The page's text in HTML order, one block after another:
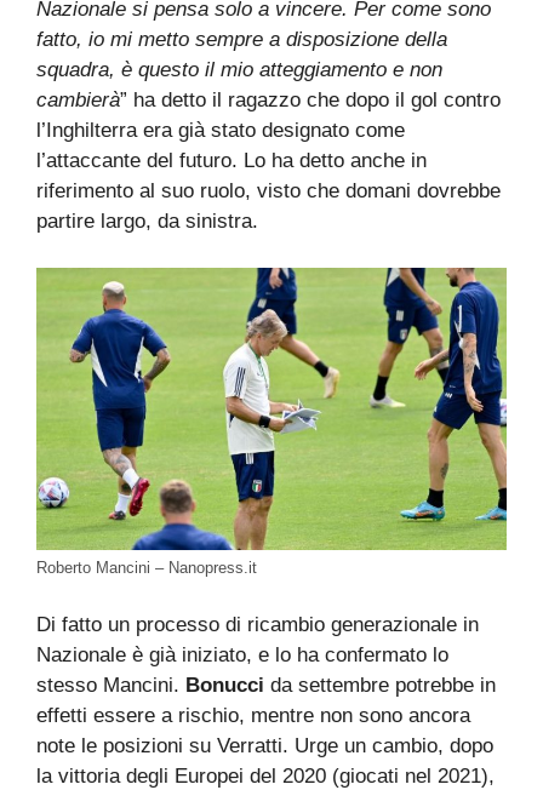
Nazionale si pensa solo a vincere. Per come sono
fatto, io mi metto sempre a disposizione della
squadra, è questo il mio atteggiamento e non
cambierà” ha detto il ragazzo che dopo il gol contro
l’Inghilterra era già stato designato come
l’attaccante del futuro. Lo ha detto anche in
riferimento al suo ruolo, visto che domani dovrebbe
partire largo, da sinistra.
Roberto Mancini – Nanopress.it
Di fatto un processo di ricambio generazionale in
Nazionale è già iniziato, e lo ha confermato lo
stesso Mancini. Bonucci da settembre potrebbe in
effetti essere a rischio, mentre non sono ancora
note le posizioni su Verratti. Urge un cambio, dopo
la vittoria degli Europei del 2020 (giocati nel 2021),